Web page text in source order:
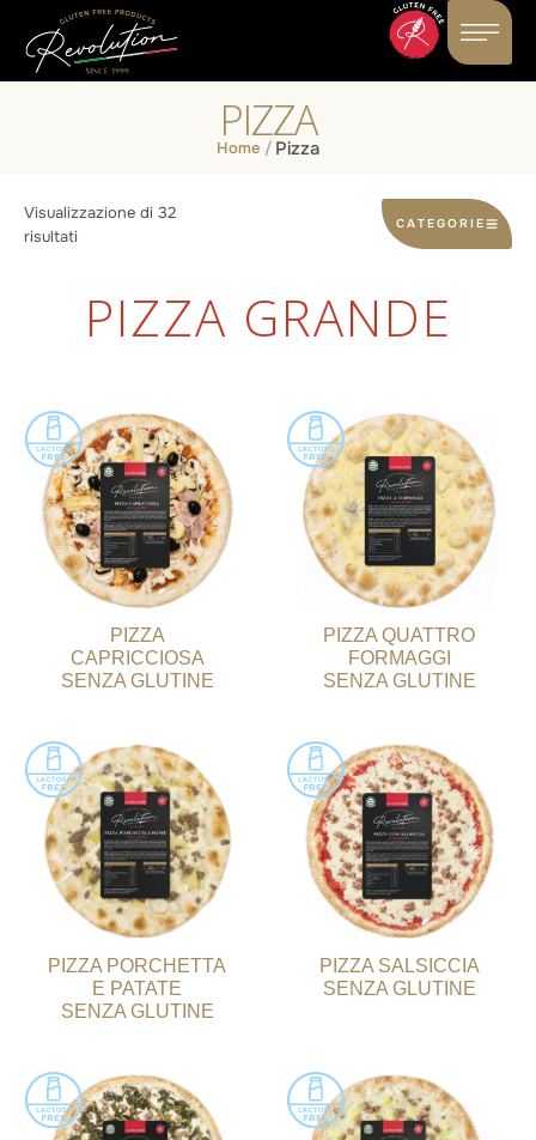
PIZZA
Home / Pizza
CATEGORIE
Visualizzazione di 32
risultati
PIZZA GRANDE
PIZZA
CAPRICCIOSA
SENZA GLUTINE
PIZZA QUATTRO
FORMAGGI
SENZA GLUTINE
PIZZA PORCHETTA
E PATATE
SENZA GLUTINE
PIZZA SALSICCIA
SENZA GLUTINE